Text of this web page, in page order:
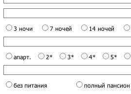
3 ночи 7 ночей 14 ночей
апарт. 2* 3* 4* 5*
без питания
полный пансион